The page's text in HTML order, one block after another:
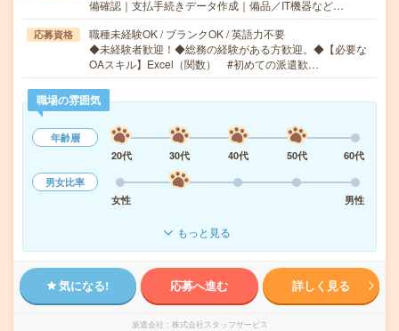
備確認｜支払手続きデータ作成｜備品／IT機器など…
応募資格
職種未経験OK / ブランクOK / 英語力不要
◆未経験者歓迎！◆総務の経験がある方歓迎。◆【必要な
OAスキル】Excel（関数） #初めての派遣歓…
職場の雰囲気
年齢層
20代
30代 40代 50代
60代
男女比率
女性
男性
もっと見る
気になる! 応募へ進む 詳しく見る
派遣会社 株式会社スタッフサービス